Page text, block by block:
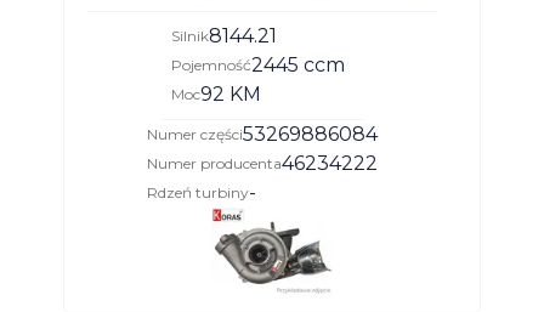
Silnik8144.21
Pojemność2445 ccm
Moc92 KM
Numer części53269886084
Numer producenta46234222
Rdzeń turbiny-